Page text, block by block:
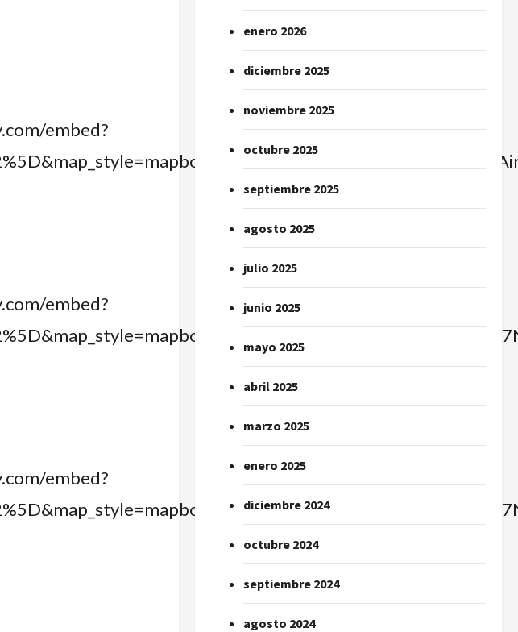
embed?
embed?
embed?
enero 2026
diciembre 2025
noviembre 2025
octubre 2025
septiembre 2025
agosto 2025
julio 2025
junio 2025
mayo 2025
abril 2025
marzo 2025
enero 2025
diciembre 2024
octubre 2024
septiembre 2024
agosto 2024